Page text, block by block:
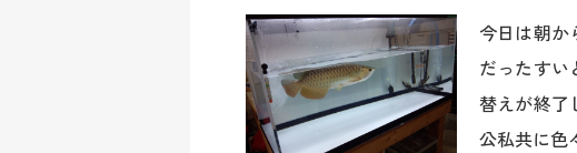
今日は朝か
だったすい
替えが終了
公私共に色